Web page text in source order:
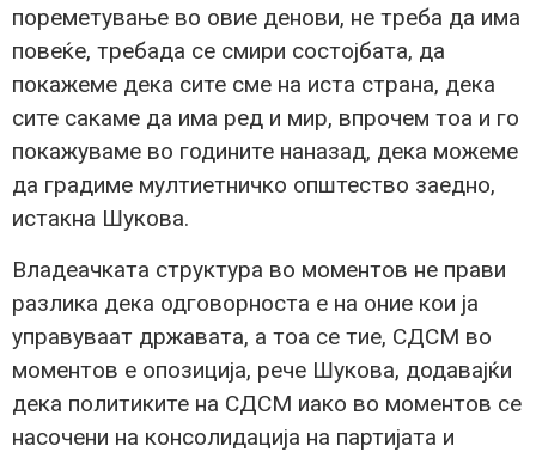
пореметување во овие денови, не треба да има
повеќе, требада се смири состојбата, да
покажеме дека сите сме на иста страна, дека
сите сакаме да има ред и мир, впрочем тоа и го
покажуваме во годините наназад, дека можеме
да градиме мултиетничко општество заедно,
истакна Шукова.
Владеачката структура во моментов не прави
разлика дека одговорноста е на оние кои ја
управуваат државата, а тоа се тие, СДСМ во
моментов е опозиција, рече Шукова, додавајќи
дека политиките на СДСМ иако во моментов се
насочени на консолидација на партијата и